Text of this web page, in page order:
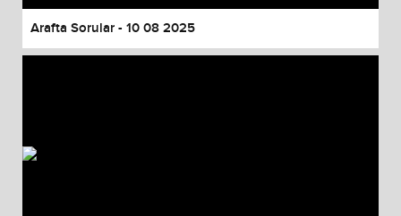
Arafta Sorular - 10 08 2025